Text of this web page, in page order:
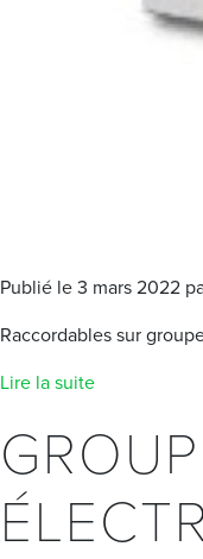
Publié le 3 mars 2022
Raccordables sur
Lire la suite